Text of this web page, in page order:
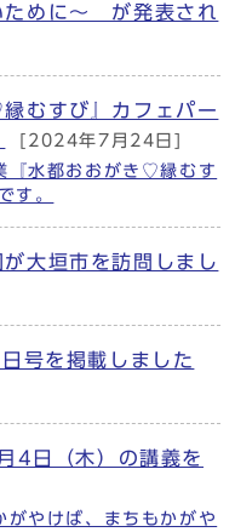
めに～ が発表され
むすび』カフェパー
[2024年7月24日]
『水都おおがき♡縁むす
す。
大垣市を訪問しまし
号を掲載しました
4日（木）の講義を
やけば、まちもかがや